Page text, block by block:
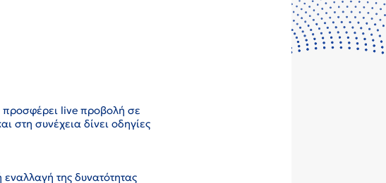
προσφέρει live προβολή σε
στη συνέχεια δίνει οδηγίες
της δυνατότητας